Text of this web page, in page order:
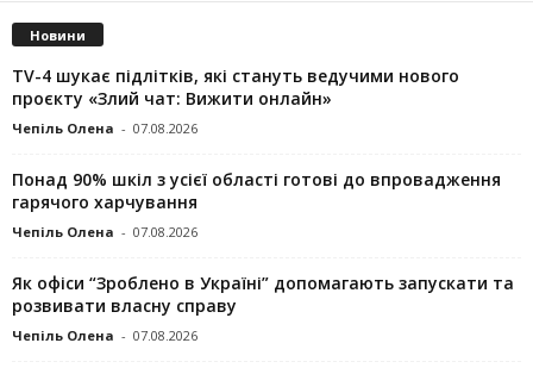
Новини
TV-4 шукає підлітків, які стануть ведучими нового
проєкту «Злий чат: Вижити онлайн»
Чепіль Олена - 07.08.2026
Понад 90% шкіл з усієї області готові до впровадження
гарячого харчування
Чепіль Олена - 07.08.2026
Як офіси “Зроблено в Україні” допомагають запускaти та
розвивати власну справу
Чепіль Олена - 07.08.2026